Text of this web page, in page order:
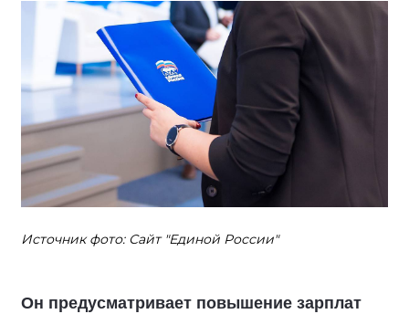
Источник фото: Сайт "Единой России"
Он предусматривает повышение зарплат